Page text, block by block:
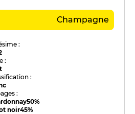
Champagne
:
:
:
:
50%
noir45%